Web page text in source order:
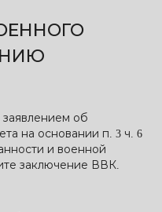
об
на основании п. 3 ч. 6
и военной
заключение ВВК.